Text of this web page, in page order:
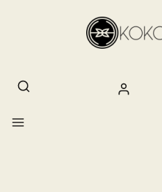
Otwórz wyszukiwarkę
Szukaj Zaloguj się
Menu